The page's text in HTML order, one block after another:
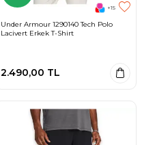
+15
Under Armour 1290140 Tech Polo
Lacivert Erkek T-Shirt
2.490,00 TL